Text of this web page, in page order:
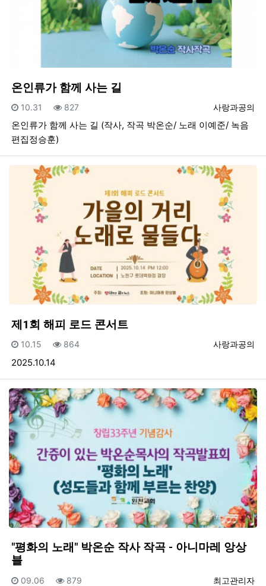
온인류가 함께 사는 길
등록자
사랑과공의
등록일
10.31 조회
827
온인류가 함께 사는 길 (작사, 작곡 박온순/ 노래 이예준/ 녹음
편집정승훈)
제1회 해피 로드 콘서트
등록자
사랑과공의
등록일
10.15 조회
864
2025.10.14
"평화의 노래" 박온순 작사 작곡 - 아니마레 앙상
블
등록자
최고관리자
등록일
09.06 조회
879